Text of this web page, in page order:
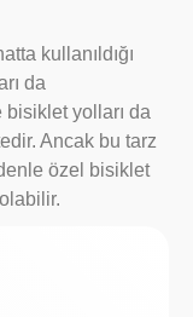
kullanıldığı
da
yolları da
Ancak bu tarz
özel bisiklet